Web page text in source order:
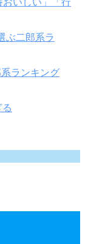
ランキング